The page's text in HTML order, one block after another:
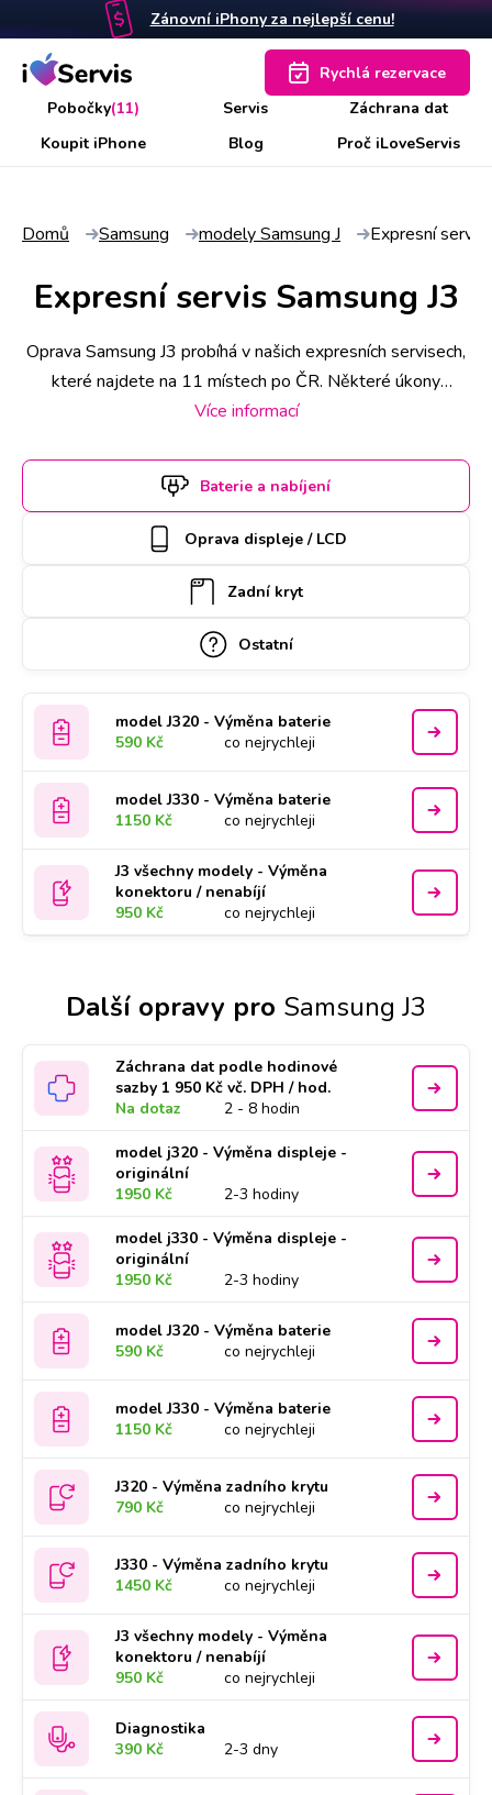
Zánovní iPhony za nejlepší cenu!
Pobočky(11) Servis
Záchrana dat
Koupit iPhone
Blog Proč iLoveServis
Rychlá rezervace
Domů Samsung modely Samsung J Expresní servis
Expresní servis Samsung J3
Oprava Samsung J3 probíhá v našich expresních servisech,
které najdete na 11 místech po ČR. Některé úkony
stihneme už do 30 minut, náročnější však zaberou i pár
termín a hodinu online. Samsung J3 k opravě si u vás také
může vyzvednout náš kurýr, který vám ho poté zaveze
zpět. Kvalitu práce podtrhujeme doživotní zárukou a za díly
ručíme nadstandardně 2 roky.
Více informací
Baterie a nabíjení
Oprava displeje / LCD
Zadní kryt
Ostatní
model J320 - Výměna baterie
590 Kč
co nejrychleji
model J330 - Výměna baterie
1150 Kč
co nejrychleji
J3 všechny modely - Výměna
konektoru / nenabíjí
950 Kč
co nejrychleji
Další opravy pro Samsung J3
Záchrana dat podle hodinové
sazby 1 950 Kč vč. DPH / hod.
Na dotaz
2 - 8 hodin
model j320 - Výměna displeje -
originální
1950 Kč
2-3 hodiny
model j330 - Výměna displeje -
originální
1950 Kč
2-3 hodiny
model J320 - Výměna baterie
590 Kč
co nejrychleji
model J330 - Výměna baterie
1150 Kč
co nejrychleji
J320 - Výměna zadního krytu
790 Kč
co nejrychleji
J330 - Výměna zadního krytu
1450 Kč
co nejrychleji
J3 všechny modely - Výměna
konektoru / nenabíjí
950 Kč
co nejrychleji
Diagnostika
390 Kč
2-3 dny